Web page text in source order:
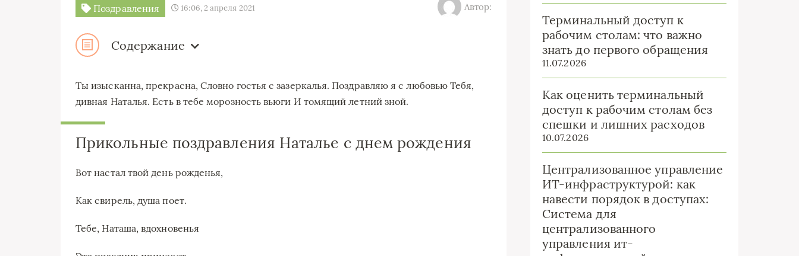
Поздравления 16:06, 2 апреля 2021 Автор:
Содержание
Ты изысканна, прекрасна, Словно гостья с зазеркалья. Поздравляю я с любовью Тебя,
дивная Наталья. Есть в тебе морозность вьюги И томящий летний зной.
Прикольные поздравления Наталье с днем рождения
Вот настал твой день рожденья,
Как свирель, душа поет.
Тебе, Наташа, вдохновенья
Терминальный доступ к
рабочим столам: что важно
знать до первого обращения
11.07.2026
Как оценить терминальный
доступ к рабочим столам без
спешки и лишних расходов
10.07.2026
Централизованное управление
ИТ-инфраструктурой: как
навести порядок в доступах:
Система для
централизованного
управления ит-